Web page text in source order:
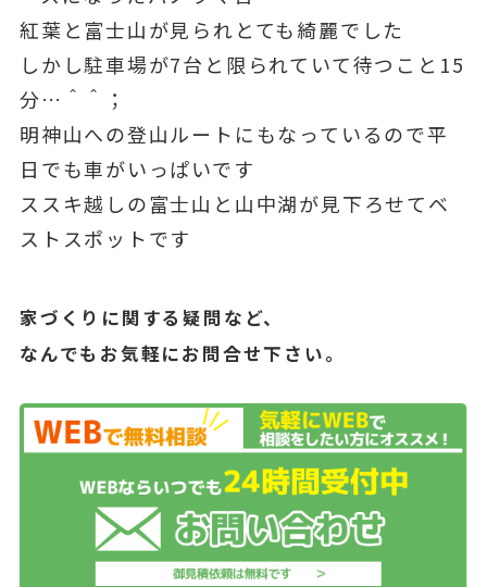
紅葉と富士山が見られとても綺麗でした
しかし駐車場が7台と限られていて待つこと15
分…＾＾；
明神山への登山ルートにもなっているので平
日でも車がいっぱいです
ススキ越しの富士山と山中湖が見下ろせてベ
ストスポットです
家づくりに関する疑問など、
なんでもお気軽にお問合せ下さい。